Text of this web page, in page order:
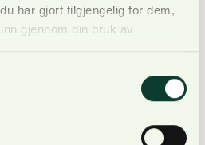
har gjort tilgjengelig for dem,
gjennom din bruk av
armer av både styret og
perspektiver. CEPF er en
allianse, hvor skogeiernes
utformingen av fremtidens